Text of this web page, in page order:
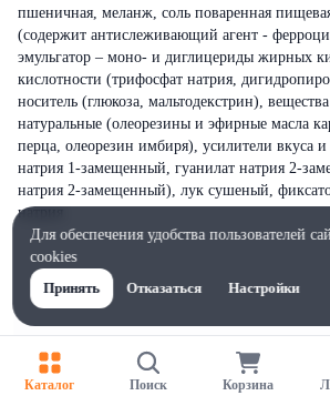
пшеничная, меланж, соль поваренная
(содержит антислеживающий агент -
эмульгатор – моно- и диглицериды жирных
кислотности (трифосфат натрия,
носитель (глюкоза, мальтодекстрин),
натуральные (олеорезины и эфирные масла
перца, олеорезин имбиря), усилители вкуса и
натрия 1-замещенный, гуанилат натрия 2-
натрия 2-замещенный), лук сушеный,
натрия
Каталог Поиск Корзина
Для обеспечения удобства пользователей
cookies
Принять
Отказаться Настройки